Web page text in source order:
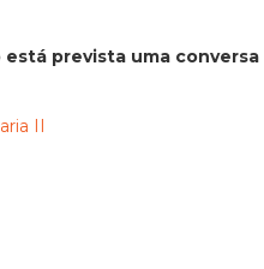
está prevista uma